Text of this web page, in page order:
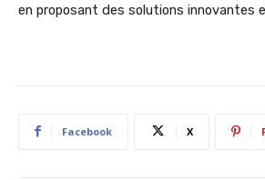
en proposant des solutions innovantes
Facebook X